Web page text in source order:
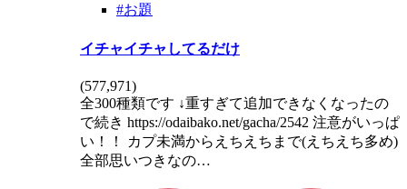
#お題
イチャイチャしてるだけ
(577,971)
全300種類です ↓重すぎて追加できなくなったの
で続き https://odaibako.net/gacha/2542 注意がいっぱ
い！！ カプ未満からえちえちまで(えちえち多め)
全部思いつきなの…